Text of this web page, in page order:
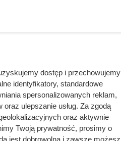
dostęp i przechowujemy
identyfikatory, standardowe
spersonalizowanych reklam,
ulepszanie usług. Za zgodą
oraz aktywnie
Twoją prywatność, prosimy o
jest dobrowolna i zawsze możesz